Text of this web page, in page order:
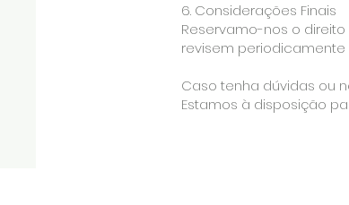
6. Considerações Finais
Reservamo-nos o
revisem
Caso tenha dúvidas ou
Estamos à disposição